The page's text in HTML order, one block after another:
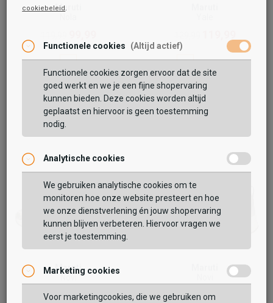
Maruti
Maruti
109,9999,99 109,99
cookiebeleid.
Functionele cookies (Altijd actief)
Functionele cookies zorgen ervoor dat de site
goed werkt en we je een fijne shopervaring
kunnen bieden. Deze cookies worden altijd
geplaatst en hiervoor is geen toestemming
nodig.
Analytische cookies
We gebruiken analytische cookies om te
monitoren hoe onze website presteert en hoe
we onze dienstverlening én jouw shopervaring
kunnen blijven verbeteren. Hiervoor vragen we
eerst je toestemming.
Marketing cookies
Voor marketingcookies, die we gebruiken om